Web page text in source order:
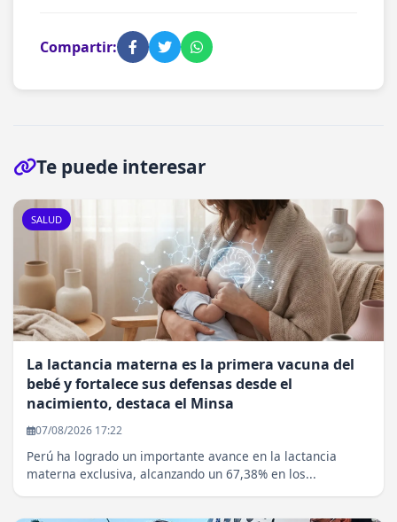
Compartir:
Te puede interesar
SALUD
La lactancia materna es la primera vacuna del
bebé y fortalece sus defensas desde el
nacimiento, destaca el Minsa
07/08/2026 17:22
Perú ha logrado un importante avance en la lactancia
materna exclusiva, alcanzando un 67,38% en los...